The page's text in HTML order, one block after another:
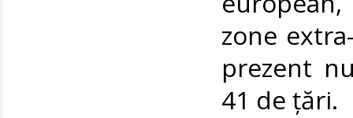
zone
prezent
41 de țări.